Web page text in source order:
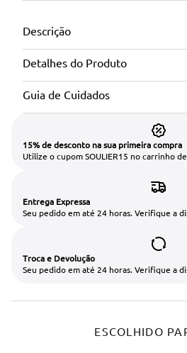
Descrição
Detalhes do Produto
Guia de Cuidados
15% de desconto na sua primeira compra
Utilize o cupom SOULIER15 no carrinho
Entrega Expressa
Seu pedido em até 24 horas. Verifique a
Troca e Devolução
Seu pedido em até 24 horas. Verifique a
ESCOLHIDO